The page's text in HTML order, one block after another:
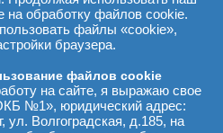
Союза промышленников и
предпринимателей и Русфонда
посетили Свердловскую
областную клиническую
больницу №1. Они оценили
преимущества нового
оборудования, приобретенного
по итогам Екатерининской
ассамблеи для отделений
на обработку файлов cookie.
файлы «cookie»,
браузера.
файлов cookie
на сайте, я выражаю свое
№1», юридический адрес:
ул. Волгоградская, д.185, на